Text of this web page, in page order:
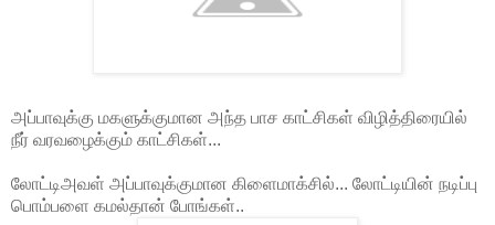
அப்பாவுக்கு மகளுக்குமான அந்த பாச காட்சிகள் விழித்திரையில்
நீர் வரவழைக்கும் காட்சிகள்...
லோட்டிஅவள் அப்பாவுக்குமான கிளைமாக்சில்... லோட்டியின் நடிப்பு
பொம்பளை கமல்தான் போங்கள்..